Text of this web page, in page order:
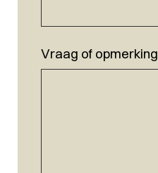
Vraag of opmerking